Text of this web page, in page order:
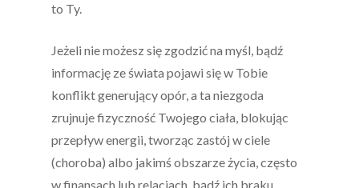
to Ty.
Jeżeli nie możesz się zgodzić na myśl, bądź
informację ze świata pojawi się w Tobie
konflikt generujący opór, a ta niezgoda
zrujnuje fizyczność Twojego ciała, blokując
przepływ energii, tworząc zastój w ciele
(choroba) albo jakimś obszarze życia, często
w finansach lub relacjach, bądź ich braku.